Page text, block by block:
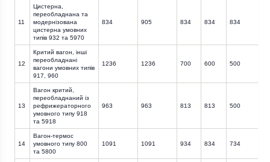
11
Цистерна,
переобладнана та
модернізована
цистерна умовних
типів 932 та 5970
834 905 834 834 834
12
Критий вагон, інші
переобладнані
вагони умовних типів
917, 960
1236 1236 700 600 500
13
Вагон критий,
переобладнаний із
рефрижераторного
умовного типу 918
та 5918
963 963 813 813 500
14
Вагон-термос
умовного типу 800
та 5800
1091 1091 934 834 734